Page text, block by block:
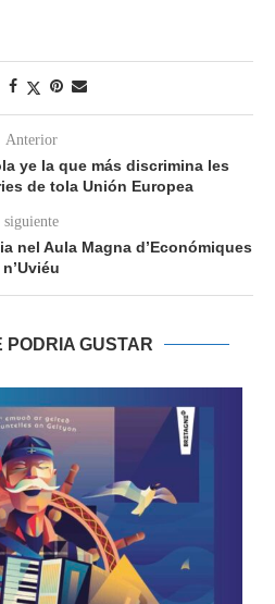
Anterior
ye la que más discrimina les
de tola Unión Europea
siguiente
nel Aula Magna d’Económiques
n’Uviéu
PODRIA GUSTAR